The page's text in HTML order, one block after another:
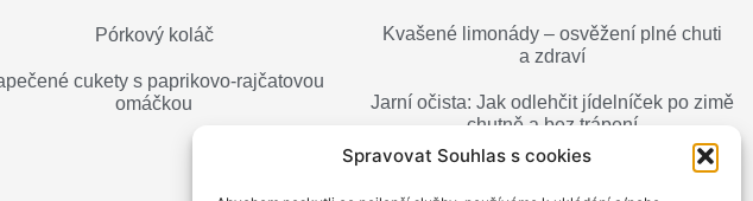
Spravovat Souhlas s cookies
Pórkový koláč
cukety s paprikovo-rajčatovou
omáčkou
Kvašené limonády – osvěžení plné chuti
a zdraví
Jarní očista: Jak odlehčit jídelníček po zimě
chutně a bez trápení
Jak skladovat ovoce, aby vydrželo déle
(zejména sezónní plody jako jahody, maliny